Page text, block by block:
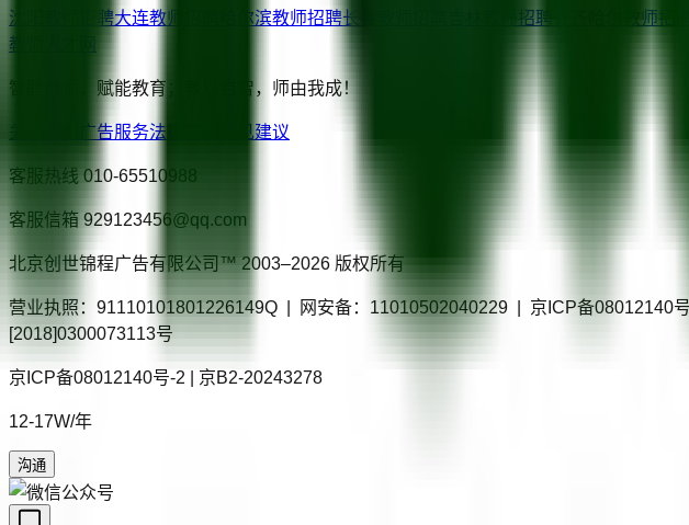
沈阳 教师招聘大连教师招聘 哈尔滨教师招聘长春 教师招聘
教师招聘
教师人才网
智聘教师，赋能教育；教以启智，师由我成！
广告服务法律声明 意见建议
客服热线 010-65510988
客服信箱 929123456@qq.com
北京创世锦程广告有限公司™ 2003–2026 版权所有
营业执照：91110101801226149Q | 网安备：11010502040229 | 京ICP备
[2018]0300073113号
京ICP备08012140号-2 | 京B2-20243278
12-17W/年
沟通